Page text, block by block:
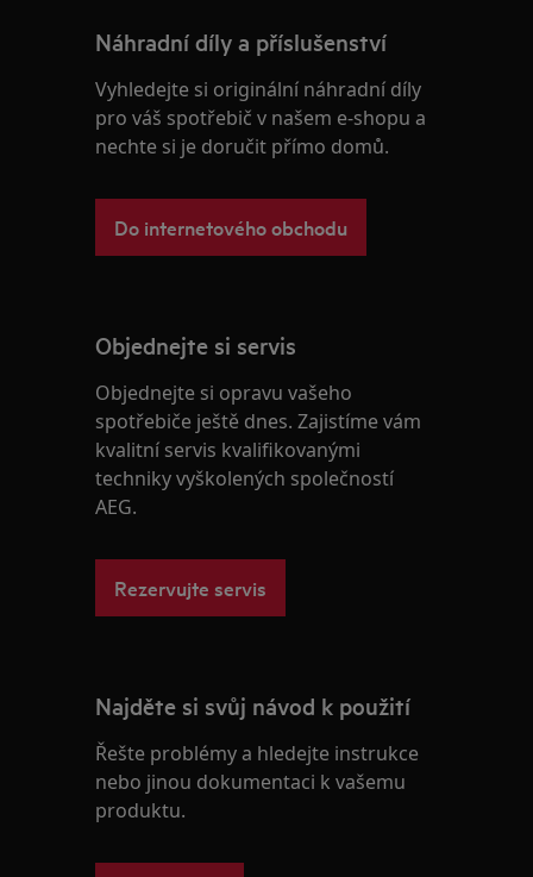
Náhradní díly a příslušenství
Vyhledejte si originální náhradní díly
pro váš spotřebič v našem e-shopu a
nechte si je doručit přímo domů.
Do internetového obchodu
Objednejte si servis
Objednejte si opravu vašeho
spotřebiče ještě dnes. Zajistíme vám
kvalitní servis kvalifikovanými
techniky vyškolených společností
AEG.
Rezervujte servis
Najděte si svůj návod k použití
Řešte problémy a hledejte instrukce
nebo jinou dokumentaci k vašemu
produktu.